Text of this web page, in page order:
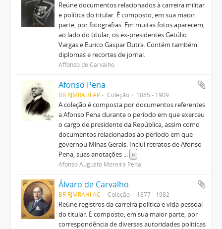
Reúne documentos relacionados à carreira militar
e política do titular. É composto, em sua maior
parte, por fotografias. Em muitas fotos aparecem,
ao lado do titular, os ex-presidentes Getúlio
Vargas e Eurico Gaspar Dutra. Contém também
diplomas e recortes de jornal.
Affonso de Carvalho
Afonso Pena
BR RJMRAHI AP Coleção 1885 - 1909
A coleção é composta por documentos referentes
a Afonso Pena durante o período em que exerceu
o cargo de presidente da República, assim como
documentos relacionados ao período em que
governou Minas Gerais. Inclui retratos de Afonso
Pena, suas anotações ... »
Afonso Augusto Moreira Pena
Álvaro de Carvalho
BR RJMRAHI AC Coleção 1877 - 1982
Reúne registros da carreira política e vida pessoal
do titular. É composto, em sua maior parte, por
correspondência de diversas autoridades políticas